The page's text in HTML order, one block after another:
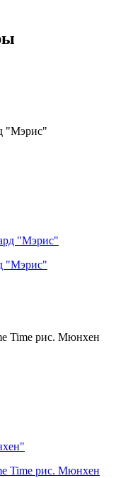
"Мэрис"
"Мэрис"
Time рис. Мюнхен
Time рис. Мюнхен